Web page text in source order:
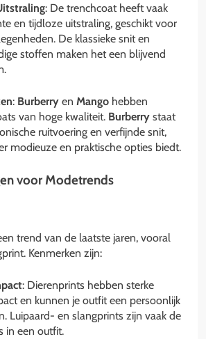
: De trenchcoat heeft vaak
en tijdloze uitstraling, geschikt voor
De klassieke snit en
stoffen maken het een blijvend
: Burberry en Mango hebben
van hoge kwaliteit. Burberry staat
ruitvoering en verfijnde snit,
modieuze en praktische opties biedt.
voor Modetrends
trend van de laatste jaren, vooral
Kenmerken zijn:
: Dierenprints hebben sterke
en kunnen je outfit een persoonlijk
Luipaard- en slangprints zijn vaak de
in een outfit.